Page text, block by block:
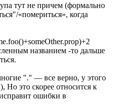
тут не причем (формально
«помериться», когда
названием -то дальше
"." — все верно, у этого
Но это скорее относится к
ошибки в